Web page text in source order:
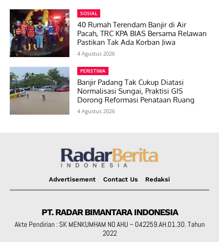
SOSIAL
40 Rumah Terendam Banjir di Air
Pacah, TRC KPA BIAS Bersama Relawan
Pastikan Tak Ada Korban Jiwa
4 Agustus 2026
PERISTIWA
Banjir Padang Tak Cukup Diatasi
Normalisasi Sungai, Praktisi GIS
Dorong Reformasi Penataan Ruang
4 Agustus 2026
Advertisement Contact Us Redaksi
PT. RADAR BIMANTARA INDONESIA
Akte Pendirian : SK MENKUMHAM NO AHU – 042259.AH.01.30. Tahun
2022